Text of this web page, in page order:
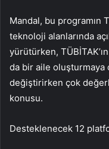
Mandal, bu programın
teknoloji alanlarında
yürütürken,
da bir aile oluşturmaya
değiştirirken çok
konusu.
Desteklenecek 12